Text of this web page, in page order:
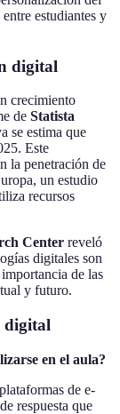
estudiantes y
digital
crecimiento
de Statista
se estima que
Este
la penetración de
un estudio
recursos
Center reveló
digitales son
de las
y futuro.
digital
en el aula?
de e-
respuesta que